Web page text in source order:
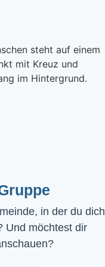
in der du dich
Und möchtest dir